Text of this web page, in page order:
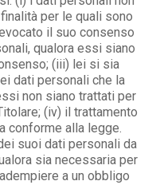
per le quali sono
il suo consenso
qualora essi siano
(iii) lei si sia
dati personali che la
non siano trattati per
(iv) il trattamento
conforme alla legge.
suoi dati personali da
sia necessaria per
a un obbligo